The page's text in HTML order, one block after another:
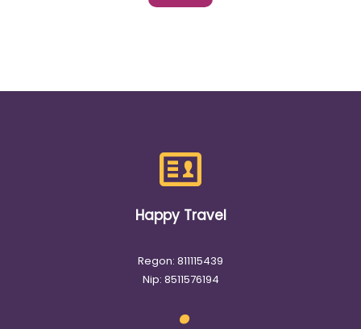
Happy Travel
Regon: 811115439
Nip: 8511576194